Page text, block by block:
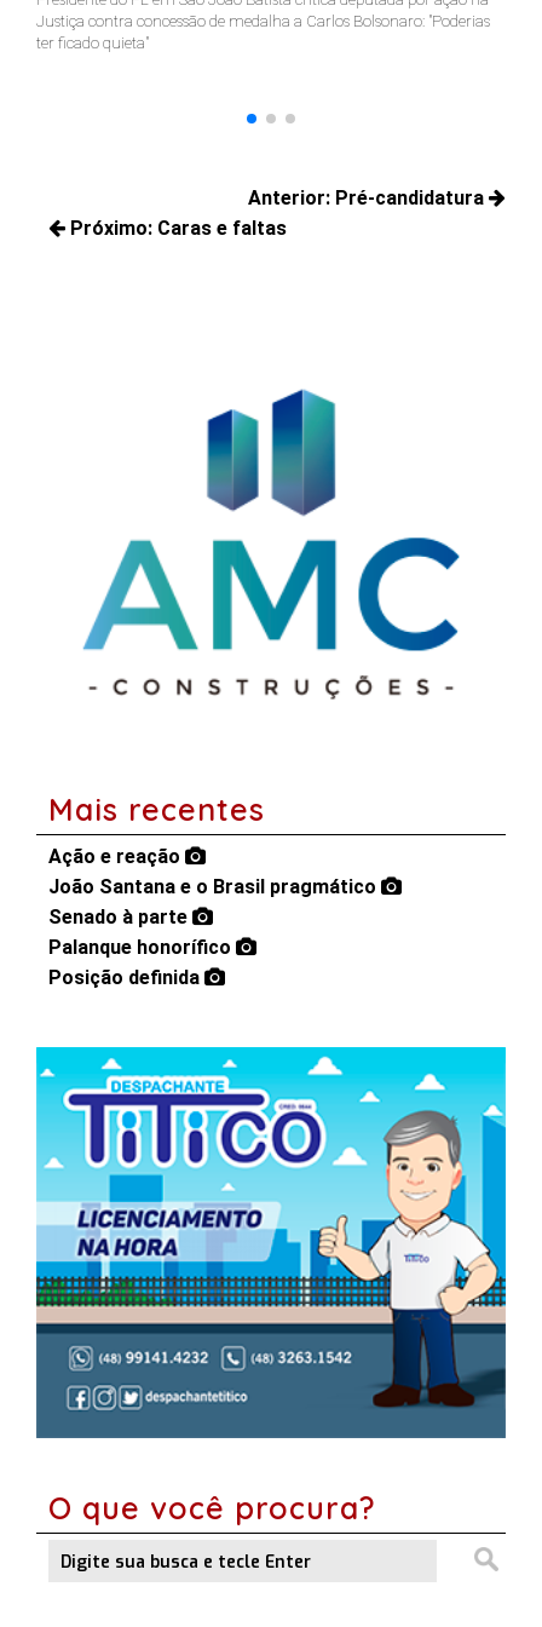
Justiça contra concessão de medalha a Carlos Bolsonaro: "Poderias
ter ficado quieta"
de
Anterior: Pré-candidatura
Próximo: Caras e faltas
Mais recentes
Ação e reação
João Santana e o Brasil pragmático
Senado à parte
Palanque honorífico
Posição definida
O que você procura?